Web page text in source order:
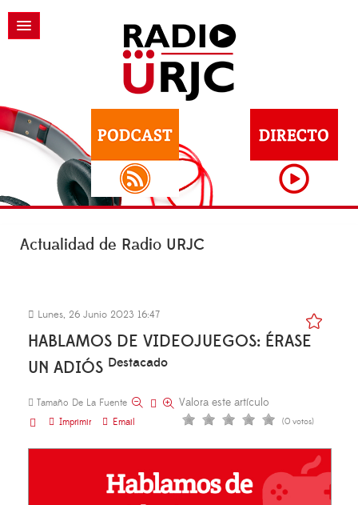
Actualidad de Radio URJC
Lunes, 26 Junio 2023 16:47
HABLAMOS DE VIDEOJUEGOS: ÉRASE
UN ADIÓS Destacado
Tamaño De La Fuente
Imprimir
Email
Valora este artículo
(0 votos)